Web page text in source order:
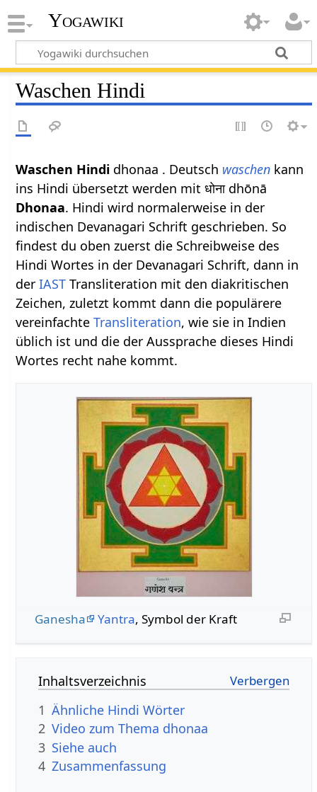
Yogawiki
Waschen Hindi
Waschen Hindi dhonaa . Deutsch waschen kann
ins Hindi übersetzt werden mit धोना dhōnā
Dhonaa. Hindi wird normalerweise in der
indischen Devanagari Schrift geschrieben. So
findest du oben zuerst die Schreibweise des
Hindi Wortes in der Devanagari Schrift, dann in
derIAST Transliteration mit den diakritischen
Zeichen, zuletzt kommt dann die populärere
vereinfachteTransliteration, wie sie in Indien
üblich ist und die der Aussprache dieses Hindi
Wortes recht nahe kommt.
Ganesha Yantra, Symbol der Kraft
Inhaltsverzeichnis
1 Ähnliche Hindi Wörter
2 Video zum Thema dhonaa
3 Siehe auch
4 Zusammenfassung